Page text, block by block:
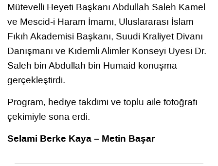
Mütevelli Heyeti Başkanı Abdullah Saleh Kamel
ve Mescid-i Haram İmamı, Uluslararası İslam
Fıkıh Akademisi Başkanı, Suudi Kraliyet Divanı
Danışmanı ve Kıdemli Alimler Konseyi Üyesi Dr.
Saleh bin Abdullah bin Humaid konuşma
gerçekleştirdi.
Program, hediye takdimi ve toplu aile fotoğrafı
çekimiyle sona erdi.
Selami Berke Kaya – Metin Başar